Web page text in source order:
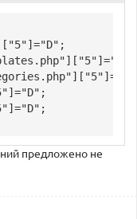
предложено не